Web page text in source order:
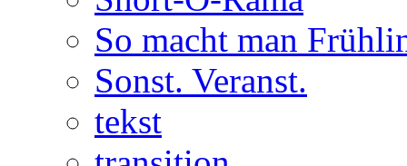
So macht man
Sonst. Veranst.
tekst